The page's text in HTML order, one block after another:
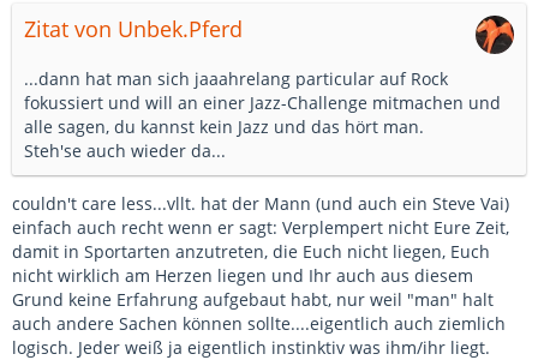
Zitat von Unbek.Pferd
...dann hat man sich jaaahrelang particular auf Rock
fokussiert und will an einer Jazz-Challenge mitmachen und
alle sagen, du kannst kein Jazz und das hört man.
Steh'se auch wieder da...
couldn't care less...vllt. hat der Mann (und auch ein Steve Vai)
einfach auch recht wenn er sagt: Verplempert nicht Eure Zeit,
damit in Sportarten anzutreten, die Euch nicht liegen, Euch
nicht wirklich am Herzen liegen und Ihr auch aus diesem
Grund keine Erfahrung aufgebaut habt, nur weil "man" halt
auch andere Sachen können sollte....eigentlich auch ziemlich
logisch. Jeder weiß ja eigentlich instinktiv was ihm/ihr liegt.